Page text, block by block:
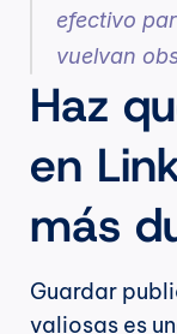
efectivo
vuelvan
Haz
en
más
Guardar
valiosas es